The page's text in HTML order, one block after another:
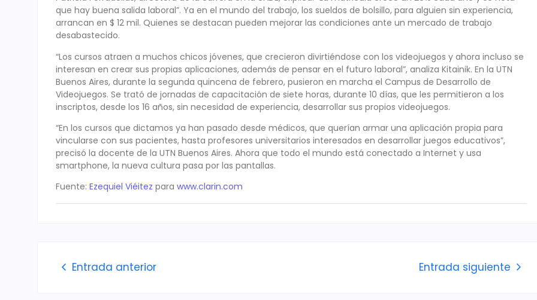
que hay buena salida laboral”. Ya en el mundo del trabajo, los sueldos de bolsillo, para alguien sin experiencia,
arrancan en $ 12 mil. Quienes se destacan pueden mejorar las condiciones ante un mercado de trabajo
desabastecido.
“Los cursos atraen a muchos chicos jóvenes, que crecieron divirtiéndose con los videojuegos y ahora incluso se
interesan en crear sus propias aplicaciones, además de pensar en el futuro laboral”, analiza Kitainik. En la UTN
Buenos Aires, durante la segunda quincena de febrero, pusieron en marcha el Campus de Desarrollo de
Videojuegos. Se trató de jornadas de capacitación de siete horas, durante 10 días, que les permitieron a los
inscriptos, desde los 16 años, sin necesidad de experiencia, desarrollar sus propios videojuegos.
“En los cursos que dictamos ya han pasado desde médicos, que querían armar una aplicación propia para
vincularse con sus pacientes, hasta profesores universitarios interesados en desarrollar juegos educativos”,
precisó la docente de la UTN Buenos Aires. Ahora que todo el mundo está conectado a Internet y usa
smartphone, la nueva cultura pasa por las pantallas.
Fuente: Ezequiel Viéitez para www.clarin.com
Entrada anterior Entrada siguiente